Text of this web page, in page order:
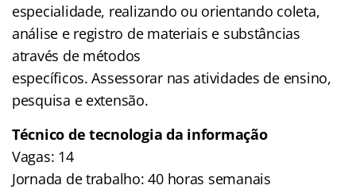
especialidade, realizando ou orientando coleta,
análise e registro de materiais e substâncias
através de métodos
específicos. Assessorar nas atividades de ensino,
pesquisa e extensão.
Técnico de tecnologia da informação
Vagas: 14
Jornada de trabalho: 40 horas semanais